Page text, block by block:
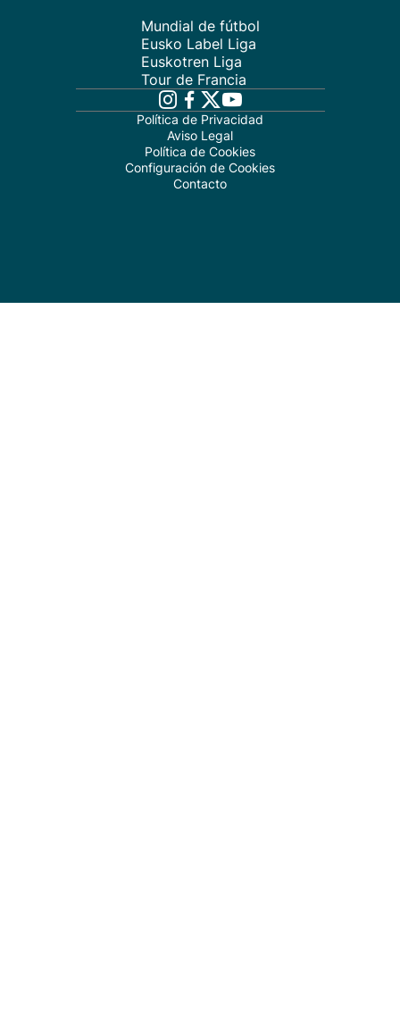
Mundial de fútbol
Eusko Label Liga
Euskotren Liga
Tour de Francia
Política de Privacidad
Aviso Legal
Política de Cookies
Configuración de Cookies
Contacto